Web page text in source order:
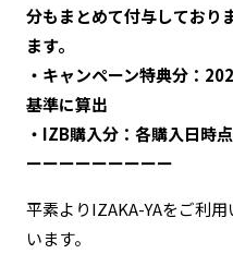
分もまとめて付与しており
ます。
・キャンペーン特典分：
基準に算出
・IZB購入分：各購入日時
ーーーーーーーーー
平素よりIZAKA-YAをご利
います。